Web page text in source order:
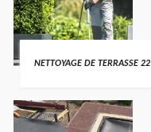
NETTOYAGE DE TERRASSE 22